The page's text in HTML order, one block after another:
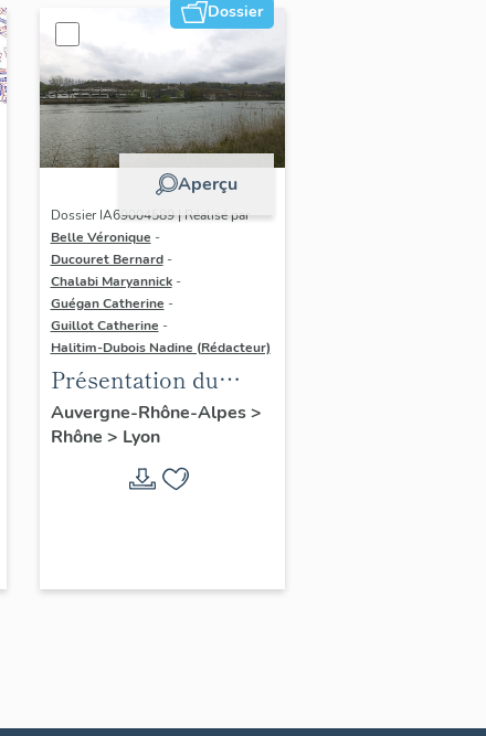
Dossier
Aperçu
Dossier IA69004589 | Réalisé par
Belle Véronique -
Ducouret Bernard -
Chalabi Maryannick -
Guégan Catherine -
Guillot Catherine -
Halitim-Dubois Nadine (Rédacteur)
Présentation du
secteur d'étude Lyon
Auvergne-Rhône-Alpes>
Rhône > Lyon